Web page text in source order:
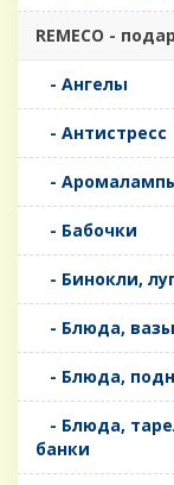
REMECO -
- Ангелы
- Антистресс
-
- Бабочки
- Бинокли,
- Блюда,
- Блюда,
- Блюда,
банки